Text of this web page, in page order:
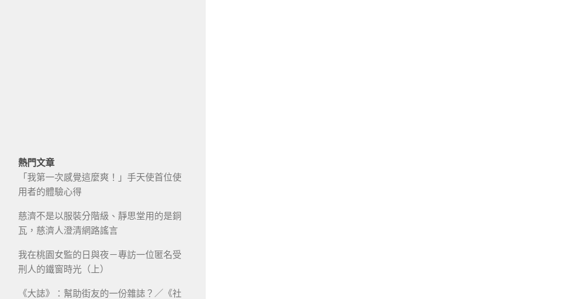
熱門文章
「我第一次感覺這麼爽！」手天使首位使
用者的體驗心得
慈濟不是以服裝分階級、靜思堂用的是銅
瓦，慈濟人澄清網路謠言
我在桃園女監的日與夜－專訪一位匿名受
刑人的鐵窗時光（上）
《大誌》：幫助街友的一份雜誌？／《社